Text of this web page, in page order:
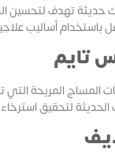
تهدف لتحسين
باستخدام أساليب
تايم
المساج المريحة التي
الحديثة لتحقيق